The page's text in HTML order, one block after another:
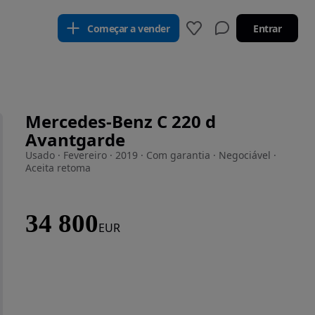
Começar a vender Entrar
Mercedes-Benz C 220 d
Avantgarde
Usado · Fevereiro · 2019 · Com garantia · Negociável ·
Aceita retoma
34 800EUR